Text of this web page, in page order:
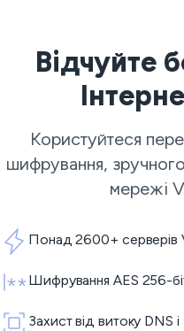
Відчуйте
Користуйтеся
шифрування,
мережі
Понад 2600+ серверів
Шифрування AES 256-
Захист від витоку DNS і